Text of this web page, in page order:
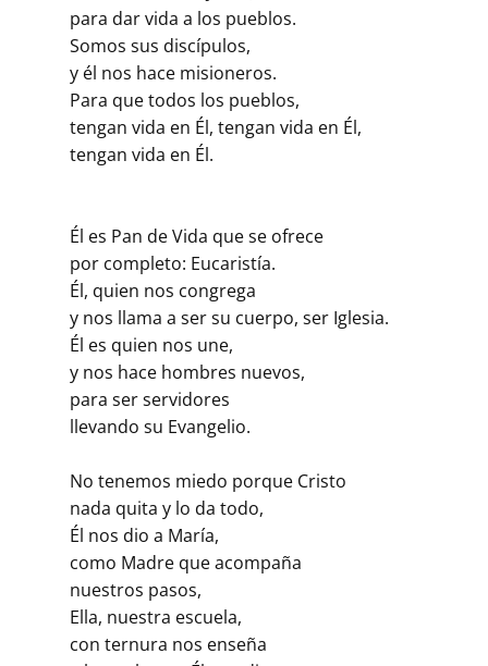
para dar vida a los pueblos.
Somos sus discípulos,
y él nos hace misioneros.
Para que todos los pueblos,
tengan vida en Él, tengan vida en Él,
tengan vida en Él.
Él es Pan de Vida que se ofrece
por completo: Eucaristía.
Él, quien nos congrega
y nos llama a ser su cuerpo, ser Iglesia.
Él es quien nos une,
y nos hace hombres nuevos,
para ser servidores
llevando su Evangelio.
No tenemos miedo porque Cristo
nada quita y lo da todo,
Él nos dio a María,
como Madre que acompaña
nuestros pasos,
Ella, nuestra escuela,
con ternura nos enseña